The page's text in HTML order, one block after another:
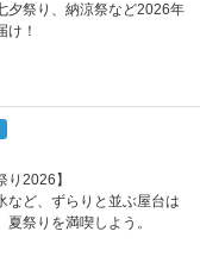
夕祭り、納涼祭など2026年
け！
り2026】
など、ずらりと並ぶ屋台は
夏祭りを満喫しよう。